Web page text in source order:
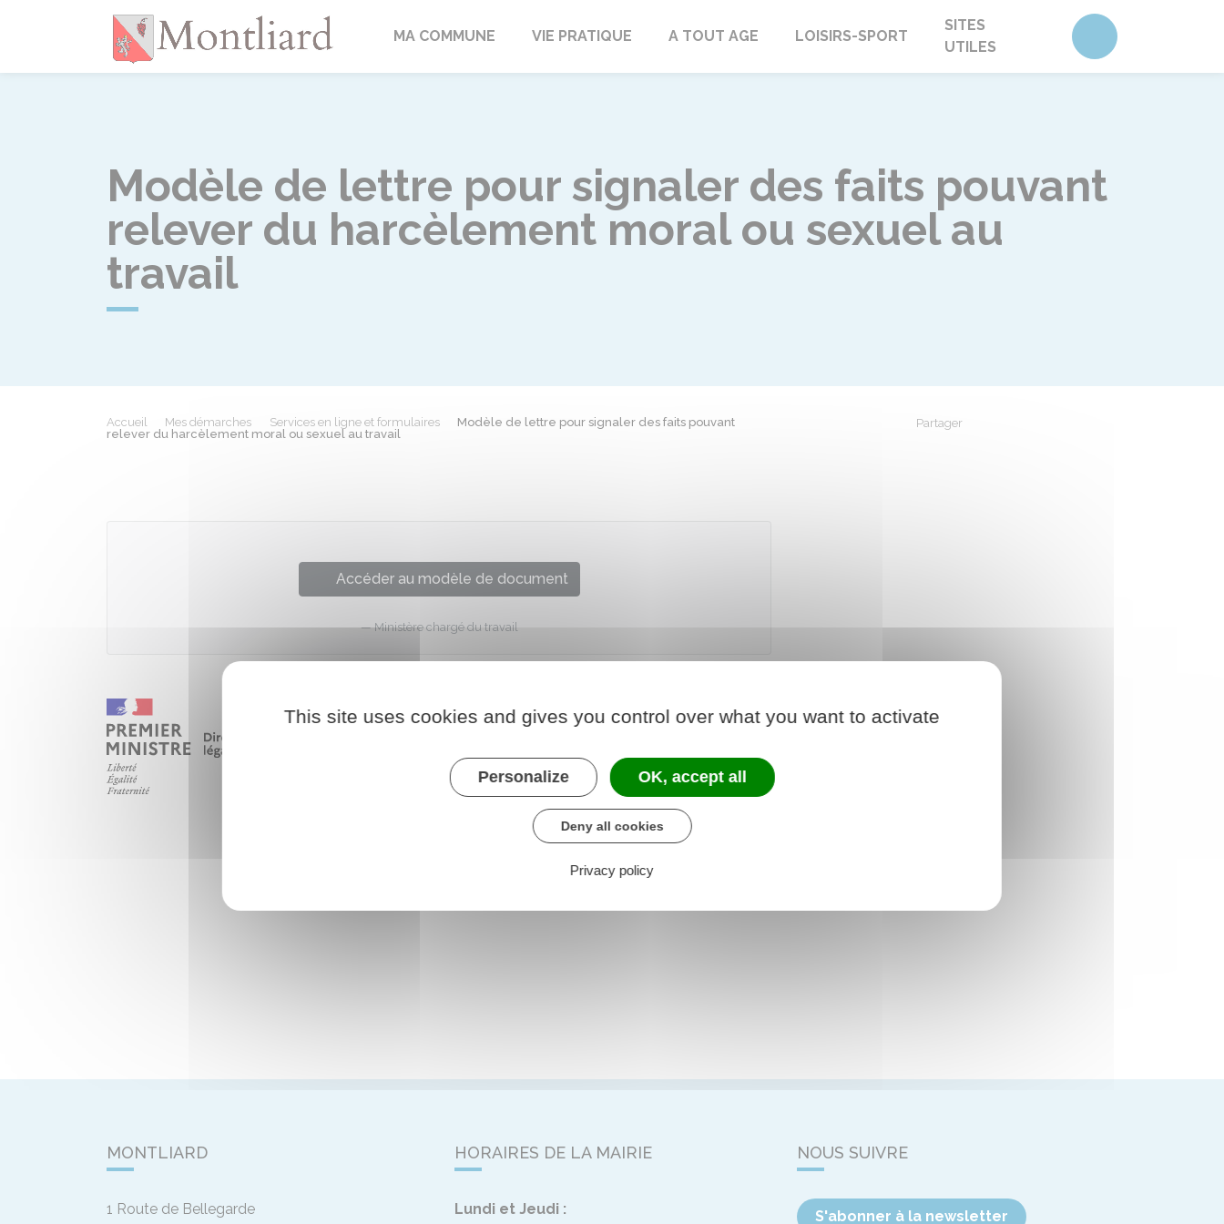
MontliardMA COMMUNE VIE PRATIQUE A TOUT AGE LOISIRS-SPORT
SITES
UTILES
Accéder au
Modèle de lettre pour signaler des faits pouvant
relever du harcèlement moral ou sexuel au
travail
Accueil Mes démarches Services en ligne et formulaires
Modèle de lettre pour signaler des faits pouvant
relever du harcèlement moral ou sexuel au travail
Partager
Accéder au modèle de document
Ministère chargé du travail
MONTLIARD
1 Route de Bellegarde
HORAIRES DE LA MAIRIE
Lundi et Jeudi :
NOUS SUIVRE
S'abonner à la newsletter
This site uses cookies and gives you control over what you want to activate
Personalize OK, accept all
Deny all cookies
Privacy policy